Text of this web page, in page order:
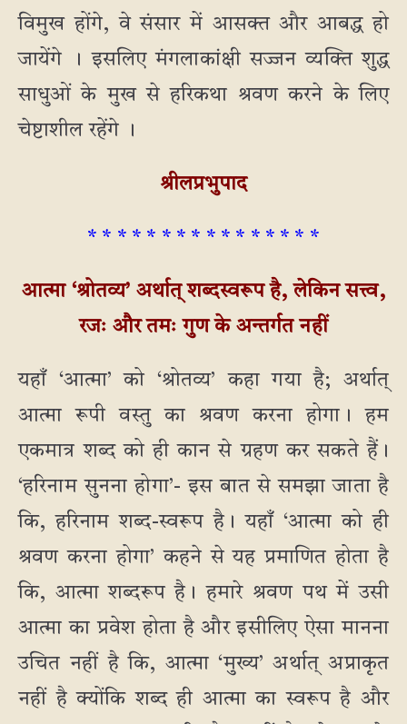
विमुख होंगे, वे संसार में आसक्त और आबद्ध हो
जायेंगे । इसलिए मंगलाकांक्षी सज्जन व्यक्ति शुद्ध
साधुओं के मुख से हरिकथा श्रवण करने के लिए
चेष्टाशील रहेंगे ।
श्रीलप्रभुपाद
* * * * * * * * * * * * * * * *
आत्मा ‘श्रोतव्य’ अर्थात् शब्दस्वरूप है, लेकिन सत्त्व,
रजः और तमः गुण के अन्तर्गत नहीं
यहाँ ‘आत्मा’ को ‘श्रोतव्य’ कहा गया है; अर्थात्
आत्मा रूपी वस्तु का श्रवण करना होगा। हम
एकमात्र शब्द को ही कान से ग्रहण कर सकते हैं।
‘हरिनाम सुनना होगा’- इस बात से समझा जाता है
कि, हरिनाम शब्द-स्वरूप है। यहाँ ‘आत्मा को ही
श्रवण करना होगा’ कहने से यह प्रमाणित होता है
कि, आत्मा शब्दरूप है। हमारे श्रवण पथ में उसी
आत्मा का प्रवेश होता है और इसीलिए ऐसा मानना
उचित नहीं है कि, आत्मा ‘मुख्य’ अर्थात् अप्राकृत
नहीं है क्योंकि शब्द ही आत्मा का स्वरूप है और